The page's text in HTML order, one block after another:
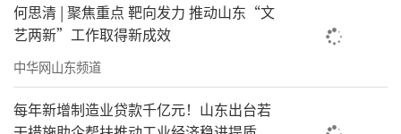
何思清 | 聚焦重点 靶向发力 推动山东“文
艺两新”工作取得新成效
中华网山东频道
每年新增制造业贷款千亿元！山东出台若